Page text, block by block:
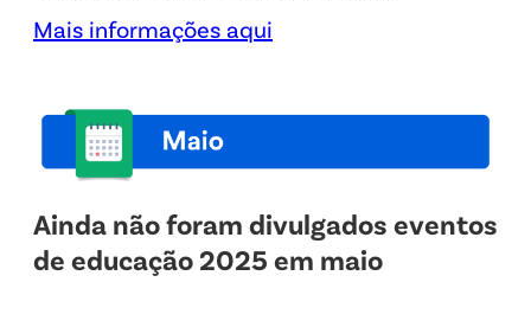
Mais informações aqui
Ainda não foram divulgados eventos
de educação 2025 em maio